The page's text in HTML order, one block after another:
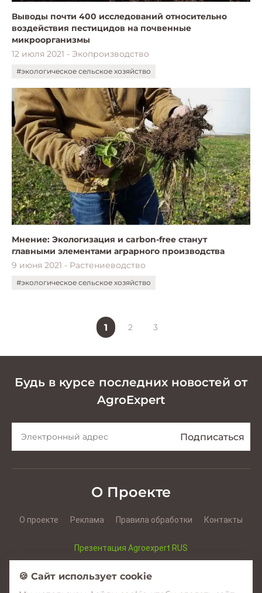
Выводы почти 400 исследований относительно
воздействия пестицидов на почвенные
микроорганизмы
12 июля 2021 - Экопроизводство
#экологическое сельское хозяйство
Мнение: Экологизация и carbon-free станут
главными элементами аграрного производства
9 июня 2021 - Растениеводство
#экологическое сельское хозяйство
1 2 3
Будь в курсе последних новостей от
AgroExpert
О Проекте
О проекте Реклама Правила обработки Контакты
Презентация Agroexpert RUS
🍪 Сайт использует cookie